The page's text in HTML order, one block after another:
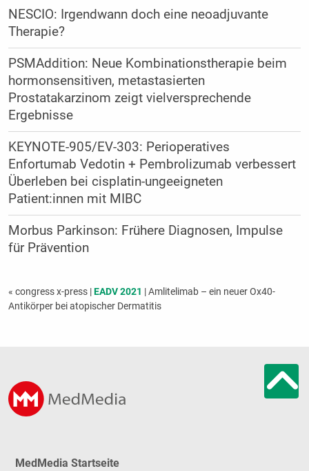
NESCIO: Irgendwann doch eine neoadjuvante
Therapie?
PSMAddition: Neue Kombinationstherapie beim
hormonsensitiven, metastasierten
Prostatakarzinom zeigt vielversprechende
Ergebnisse
KEYNOTE-905/EV-303: Perioperatives
Enfortumab Vedotin + Pembrolizumab verbessert
Überleben bei cisplatin-ungeeigneten
Patient:innen mit MIBC
Morbus Parkinson: Frühere Diagnosen, Impulse
für Prävention
« congress x-press |EADV 2021 | Amlitelimab – ein neuer Ox40-
Antikörper bei atopischer Dermatitis
MedMedia Startseite